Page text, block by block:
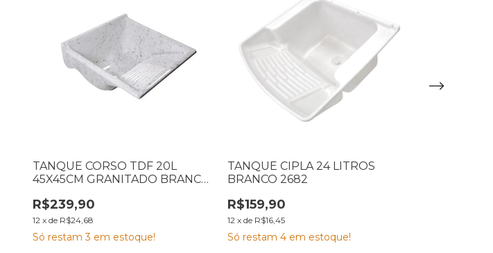
TANQUE CORSO TDF 20L
45X45CM GRANITADO BRANCO
R$239,90
12 x de R$24,68
Só restam3 em estoque!
TANQUE CIPLA 24 LITROS
BRANCO 2682
R$159,90
12 x de R$16,45
Só restam 4 em estoque!